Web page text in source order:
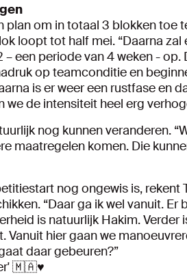
plan om in totaal 3 blokken toe
loopt tot half mei. “Daarna zal
een periode van 4 weken -
op teamconditie en
is er weer een rustfase en
de intensiteit heel erg
nog kunnen veranderen.
maatregelen komen. Die
nog ongewis is, rekent
“Daar ga ik wel vanuit. Er
is natuurlijk Hakim.
hier gaan we
daar gebeuren?”
🇲🇦♥️